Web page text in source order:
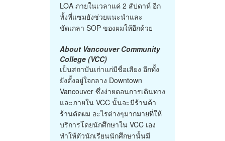
LOA ภายในเวลาแค่ 2 สัปดาห์ อีก
ทั้งพี่แซมยังช่วยแนะนำและ
ขัดเกลา SOP ของผมให้อีกด้วย
About Vancouver Community
College (VCC)
เป็นสถาบันเก่าแก่มีชื่อเสียง อีกทั้ง
ยังตั้งอยู่ใจกลาง Downtown
Vancouver ซึ่งง่ายตอนการเดินทาง
และภายใน VCC นั้นจะมีร้านค้า
ร้านตัดผม อะไรต่างๆมากมายที่ให้
บริการโดยนักศึกษาใน VCC เอง
ทำให้ตัวนักเรียนนักศึกษานั้นมี